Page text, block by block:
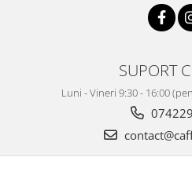
SUPORT
Luni - Vineri 9:30 - 16:00